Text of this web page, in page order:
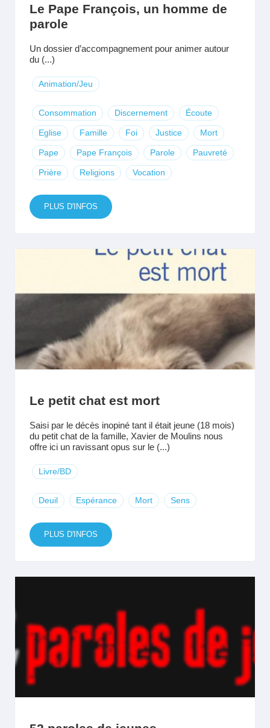
Le Pape François, un homme de
parole
Un dossier d’accompagnement pour animer autour
du (...)
Animation/Jeu
Consommation Discernement Écoute
Eglise Famille Foi Justice Mort
Pape Pape François Parole Pauvreté
Prière Religions Vocation
PLUS D'INFOS
Le petit chat est mort
Saisi par le décès inopiné tant il était jeune (18 mois)
du petit chat de la famille, Xavier de Moulins nous
offre ici un ravissant opus sur le (...)
Livre/BD
Deuil Espérance Mort Sens
PLUS D'INFOS